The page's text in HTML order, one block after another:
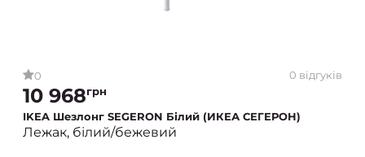
0 0 відгуків
10 968грн
IKEA Шезлонг SEGERON Білий (ИКЕА СЕГЕРОН)
Лежак, білий/бежевий